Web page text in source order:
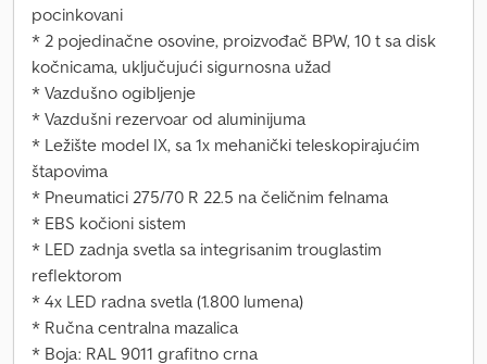
pocinkovani
* 2 pojedinačne osovine, proizvođač BPW, 10 t sa disk
kočnicama, uključujući sigurnosna užad
* Vazdušno ogibljenje
* Vazdušni rezervoar od aluminijuma
* Ležište model IX, sa 1x mehanički teleskopirajućim
štapovima
* Pneumatici 275/70 R 22.5 na čeličnim felnama
* EBS kočioni sistem
* LED zadnja svetla sa integrisanim trouglastim
reflektorom
* 4x LED radna svetla (1.800 lumena)
* Ručna centralna mazalica
* Boja: RAL 9011 grafitno crna